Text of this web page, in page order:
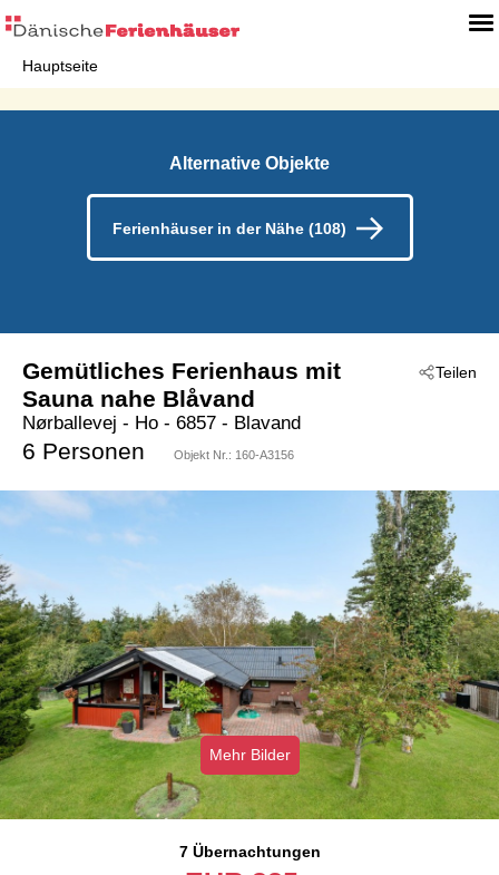
Hauptseite
Alternative Objekte
Ferienhäuser in der Nähe (108)
Teilen
Gemütliches Ferienhaus mit
Sauna nahe Blåvand
Nørballevej - Ho - 6857 - Blavand
6 Personen Objekt Nr.: 160-A3156
Mehr Bilder
7 Übernachtungen